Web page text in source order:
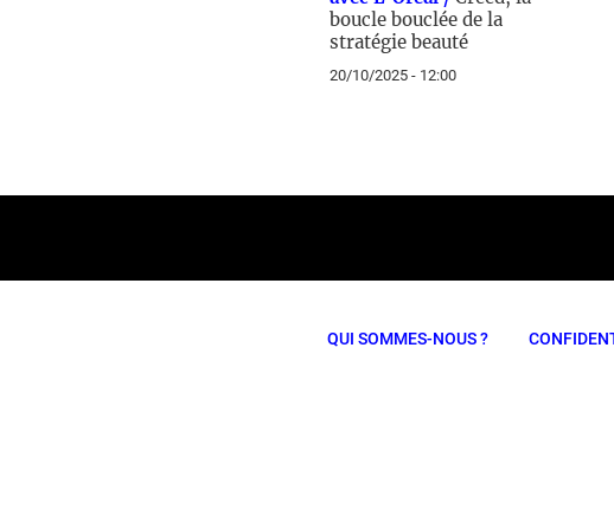
boucle bouclée de la
stratégie beauté
20/10/2025 - 12:00
QUI SOMMES-NOUS ?